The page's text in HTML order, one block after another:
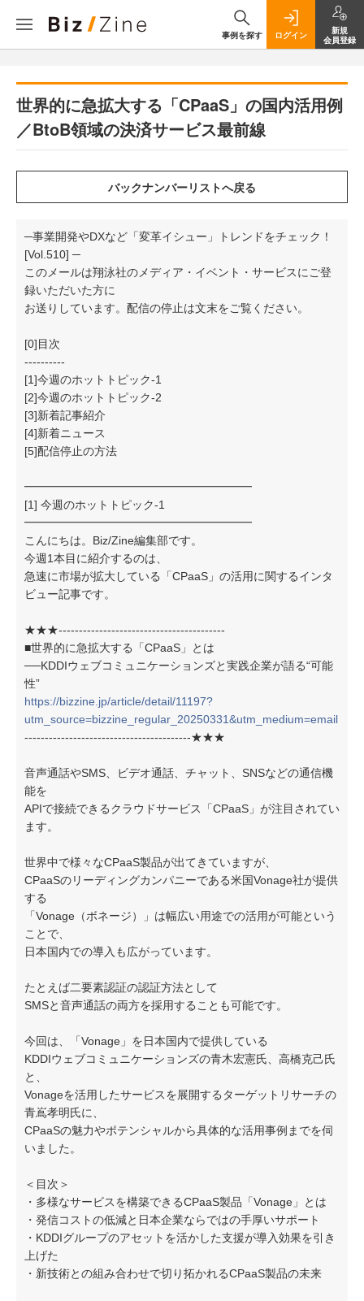
事例を探す ログイン
新規
会員登録
世界的に急拡大する「CPaaS」の国内活用例
／BtoB領域の決済サービス最前線
─事業開発やDXなど「変革イシュー」トレンドをチェック！
[Vol.510] ─
このメールは翔泳社のメディア・イベント・サービスにご登
録いただいた方に
お送りしています。配信の停止は文末をご覧ください。
[0]目次
----------
[1]今週のホットトピック-1
[2]今週のホットトピック-2
[3]新着記事紹介
[4]新着ニュース
[5]配信停止の方法
━━━━━━━━━━━━━━━━━━━━
[1] 今週のホットトピック-1
━━━━━━━━━━━━━━━━━━━━
こんにちは。Biz/Zine編集部です。
今週1本目に紹介するのは、
急速に市場が拡大している「CPaaS」の活用に関するインタ
ビュー記事です。
★★★-----------------------------------------
■世界的に急拡大する「CPaaS」とは
──KDDIウェブコミュニケーションズと実践企業が語る“可能
性”
https://bizzine.jp/article/detail/11197?
utm_source=bizzine_regular_20250331&utm_medium=email
-----------------------------------------★★★
音声通話やSMS、ビデオ通話、チャット、SNSなどの通信機
能を
APIで接続できるクラウドサービス「CPaaS」が注目されてい
ます。
世界中で様々なCPaaS製品が出てきていますが、
CPaaSのリーディングカンパニーである米国Vonage社が提供
する
「Vonage（ボネージ）」は幅広い用途での活用が可能という
ことで、
日本国内での導入も広がっています。
たとえば二要素認証の認証方法として
SMSと音声通話の両方を採用することも可能です。
今回は、「Vonage」を日本国内で提供している
KDDIウェブコミュニケーションズの青木宏憲氏、高橋克己氏
と、
Vonageを活用したサービスを展開するターゲットリサーチの
青嶌孝明氏に、
CPaaSの魅力やポテンシャルから具体的な活用事例までを伺
いました。
＜目次＞
・多様なサービスを構築できるCPaaS製品「Vonage」とは
・発信コストの低減と日本企業ならではの手厚いサポート
・KDDIグループのアセットを活かした支援が導入効果を引き
上げた
・新技術との組み合わせで切り拓かれるCPaaS製品の未来